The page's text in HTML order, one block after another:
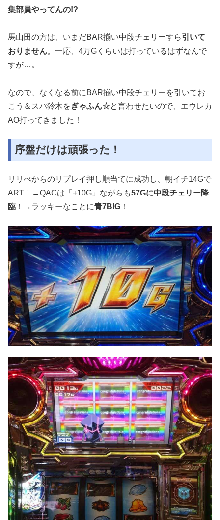
集部員やってんの!?
馬山田の方は、いまだBAR揃い中段チェリーすら引いて
おりません。一応、4万Gくらいは打っているはずなんで
すが…。
なので、なくなる前にBAR揃い中段チェリーを引いてお
こう＆スパ鈴木をぎゃふん☆と言わせたいので、エウレカ
AO打ってきました！
序盤だけは頑張った！
リリべからのリプレイ押し順当てに成功し、朝イチ14Gで
ART！→QACは「+10G」ながらも57Gに中段チェリー降
臨 ！→ラッキーなことに青7BIG ！